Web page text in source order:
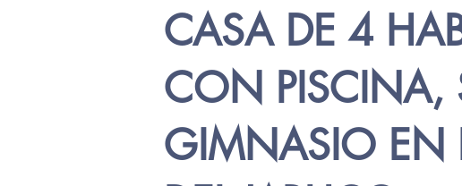
CASA DE 4
CON PISCINA,
GIMNASIO EN